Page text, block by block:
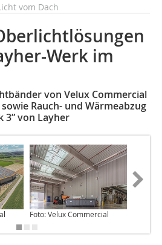
vom Dach
Werk im
von Velux Commercial
Rauch- und Wärmeabzug
3” von Layher
Foto: Velux Commercial